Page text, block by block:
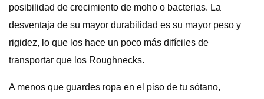
posibilidad de crecimiento de moho o bacterias. La
desventaja de su mayor durabilidad es su mayor peso y
rigidez, lo que los hace un poco más difíciles de
transportar que los Roughnecks.
A menos que guardes ropa en el piso de tu sótano,